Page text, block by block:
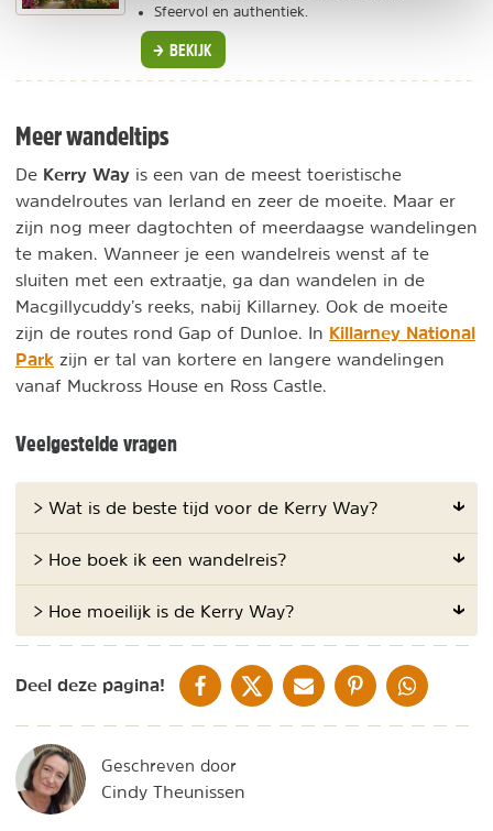
Sfeervol en authentiek.
BEKIJK
Meer wandeltips
De Kerry Way is een van de meest toeristische
wandelroutes van Ierland en zeer de moeite. Maar er
zijn nog meer dagtochten of meerdaagse wandelingen
te maken. Wanneer je een wandelreis wenst af te
sluiten met een extraatje, ga dan wandelen in de
Macgillycuddy’s reeks, nabij Killarney. Ook de moeite
zijn de routes rond Gap of Dunloe. In Killarney National
Park zijn er tal van kortere en langere wandelingen
vanaf Muckross House en Ross Castle.
Veelgestelde vragen
> Wat is de beste tijd voor de Kerry Way?
> Hoe boek ik een wandelreis?
> Hoe moeilijk is de Kerry Way?
Deel deze pagina! DELEN OP FACEBOOK
DELEN OP XDELEN VIA DE MAIL
DELEN OP PINTEREST
DELEN OP
Geschreven door
Cindy Theunissen